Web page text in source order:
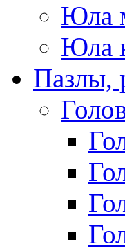
Юла
Юла
Пазлы,